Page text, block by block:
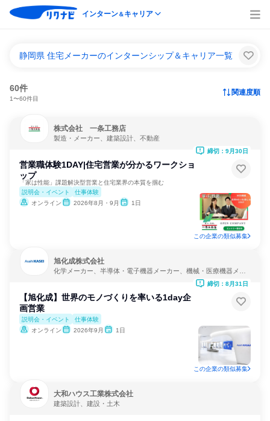
インターン＆キャリア
静岡県 住宅メーカーのインターンシップ＆キャリア一覧
60件
1〜60件目
関連度順
株式会社 一条工務店
製造・メーカー、建築設計、不動産
営業職体験1DAY|住宅営業が分かるワークショ
ップ
「家は性能」課題解決型営業と住宅業界の本質を掴む
説明会・イベント
仕事体験
オンライン
2026年8月・9月 1日
締切：9月30日
この企業の類似募集
旭化成株式会社
化学メーカー、半導体・電子機器メーカー、機械・医療機器メー
【旭化成】世界のモノづくりを率いる1day企
画営業
説明会・イベント
仕事体験
オンライン
2026年9月 1日
締切：8月31日
この企業の類似募集
大和ハウス工業株式会社
建築設計、建設・土木